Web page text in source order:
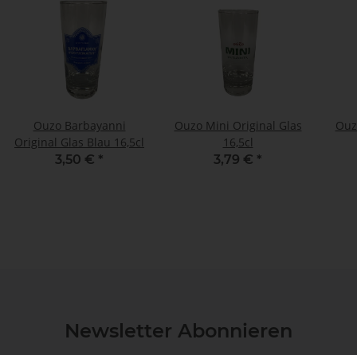
Ouzo Barbayanni
Original Glas Blau 16,5cl
3,50 € *
Ouzo Mini Original Glas
16,5cl
3,79 € *
Newsletter Abonnieren